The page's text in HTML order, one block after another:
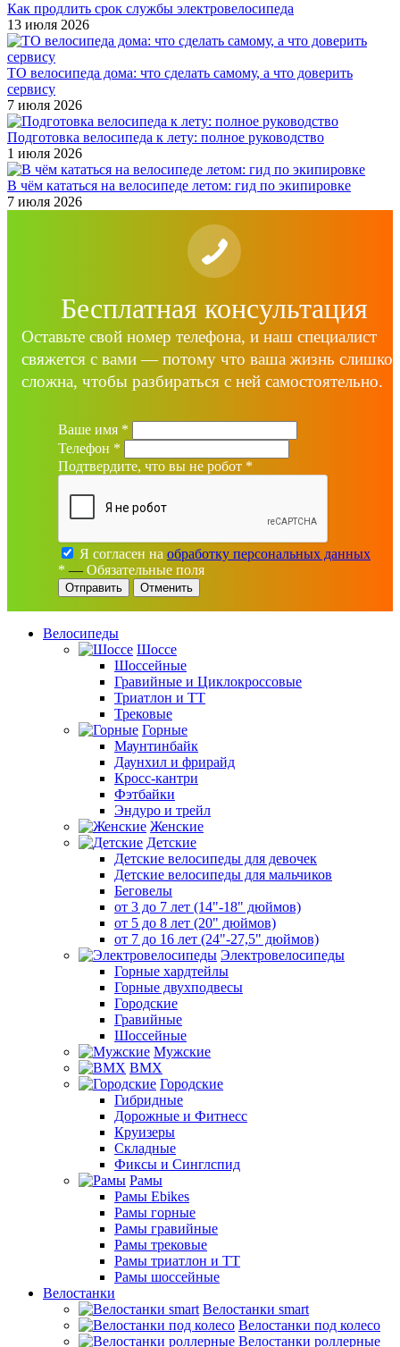
Как продлить срок службы электровелосипеда
13 июля 2026
ТО велосипеда дома: что сделать самому, а что доверить
сервису
7 июля 2026
Подготовка велосипеда к лету: полное руководство
1 июля 2026
В чём кататься на велосипеде летом: гид по экипировке
7 июля 2026
Бесплатная консультация
Оставьте свой номер телефона, и наш специалист
свяжется с вами — потому что ваша жизнь
сложна, чтобы разбираться с ней самостоятельно.
Ваше имя *
Телефон *
Подтвердите, что вы не робот *
Я согласен на обработку персональных данных
* — Обязательные поля
Отменить
Велосипеды
Шоссе
Шоссейные
Гравийные и Циклокроссовые
Триатлон и ТТ
Трековые
Горные
Маунтинбайк
Даунхил и фрирайд
Кросс-кантри
Фэтбайки
Эндуро и трейл
Женские
Детские
Детские велосипеды для девочек
Детские велосипеды для мальчиков
Беговелы
от 3 до 7 лет (14"-18" дюймов)
от 5 до 8 лет (20" дюймов)
от 7 до 16 лет (24"-27,5" дюймов)
Электровелосипеды
Горные хардтейлы
Горные двухподвесы
Городские
Гравийные
Шоссейные
Мужские
BMX
Городские
Гибридные
Дорожные и Фитнесс
Круизеры
Складные
Фиксы и Синглспид
Рамы
Рамы Ebikes
Рамы горные
Рамы гравийные
Рамы трековые
Рамы триатлон и ТТ
Рамы шоссейные
Велостанки
Велостанки smart
Велостанки под колесо
Велостанки роллерные